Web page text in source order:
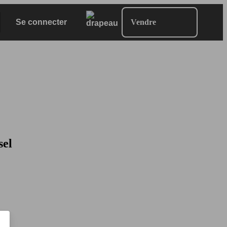
Se connecter Vendre